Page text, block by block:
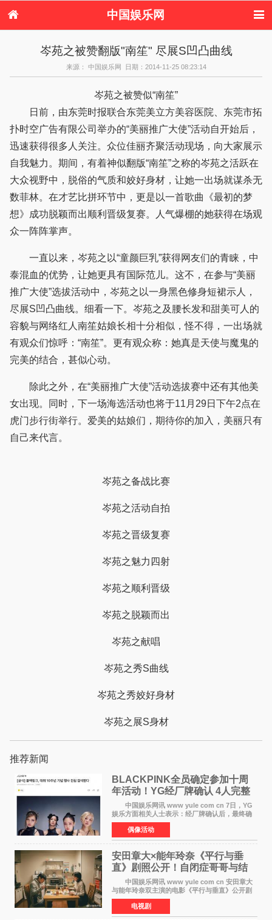
中国娱乐网
电视剧
演唱会 综艺节目
偶像活动
岑苑之被赞翻版"南笙" 尽展S凹凸曲线
来源： 中国娱乐网 日期：2014-11-25 08:23:14
岑苑之被赞似“南笙”
日前，由东莞时报联合东莞美立方美容医院、东莞市拓
扑时空广告有限公司举办的“美丽推广大使”活动自开始后，
迅速获得很多人关注。众位佳丽齐聚活动现场，向大家展示
自我魅力。期间，有着神似翻版“南笙”之称的岑苑之活跃在
大众视野中，脱俗的气质和姣好身材，让她一出场就谋杀无
数菲林。在才艺比拼环节中，更是以一首歌曲《最初的梦
想》成功脱颖而出顺利晋级复赛。人气爆棚的她获得在场观
众一阵阵掌声。
一直以来，岑苑之以“童颜巨乳”获得网友们的青睐，中
泰混血的优势，让她更具有国际范儿。这不，在参与“美丽
推广大使”选拔活动中，岑苑之以一身黑色修身短裙示人，
尽展S凹凸曲线。细看一下。岑苑之及腰长发和甜美可人的
容貌与网络红人南笙姑娘长相十分相似，怪不得，一出场就
有观众们惊呼：“南笙”。更有观众称：她真是天使与魔鬼的
完美的结合，甚似心动。
除此之外，在“美丽推广大使”活动选拔赛中还有其他美
女出现。同时，下一场海选活动也将于11月29日下午2点在
虎门步行街举行。爱美的姑娘们，期待你的加入，美丽只有
自己来代言。
岑苑之备战比赛
岑苑之活动自拍
岑苑之晋级复赛
岑苑之魅力四射
岑苑之顺利晋级
岑苑之脱颖而出
岑苑之献唱
岑苑之秀S曲线
岑苑之秀姣好身材
岑苑之展S身材
推荐新闻
BLACKPINK全员确定参加十周
年活动！YG经厂牌确认 4人完整
体合体成行
中国娱乐网讯 www yule com cn 7日，YG
娱乐方面相关人士表示：经厂牌确认后，最终确
定4名成员均将出席。YG方面最终确认了智秀、
JENNIE、ROS&Eacute;、LISA四位
BLACKPINK成员全员出席，使组
偶像活动
安田章大×能年玲奈《平行与垂
直》剧照公开！自闭症哥哥与结
婚前夕妹妹直面未来
中国娱乐网讯 www yule com cn 安田章大
与能年玲奈双主演的电影《平行与垂直》公开剧
照，该片将于8月28日上映。 本片围绕患有自
闭症谱系障碍的哥哥大贵（安田章大 饰）与即将
结婚的妹妹
电视剧